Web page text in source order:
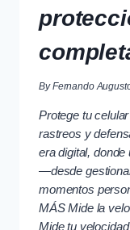
By Fernando
Protege tu
rastreos y
era digital,
—desde
momentos
MÁS Mide la
Mide tu